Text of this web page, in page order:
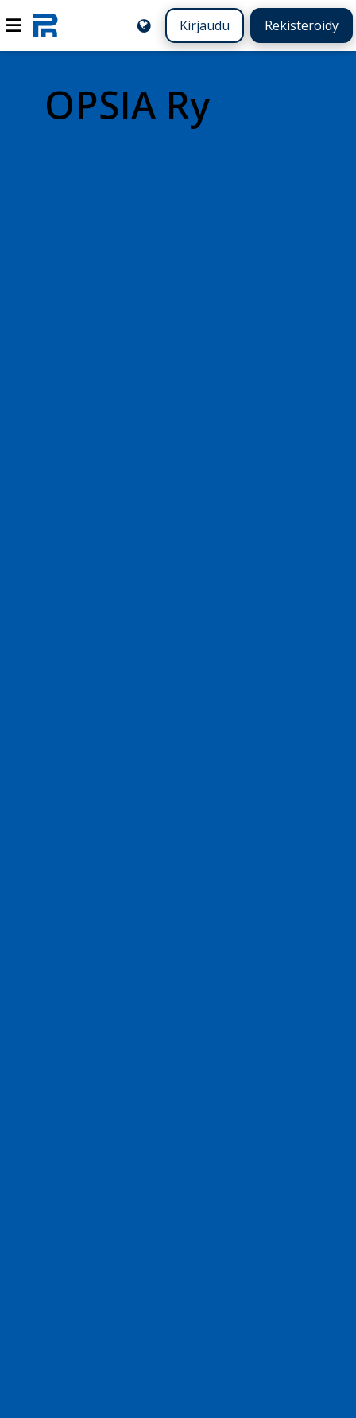
Kirjaudu Rekisteröidy
OPSIA Ry